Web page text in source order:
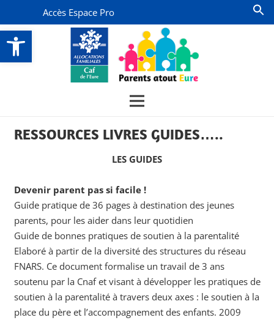
Ouvrir la barre d’outils
Accès Espace Pro
RESSOURCES LIVRES GUIDES…..
LES GUIDES
Devenir parent pas si facile !
Guide pratique de 36 pages à destination des jeunes
parents, pour les aider dans leur quotidien
Guide de bonnes pratiques de soutien à la parentalité
Elaboré à partir de la diversité des structures du réseau
FNARS. Ce document formalise un travail de 3 ans
soutenu par la Cnaf et visant à développer les pratiques de
soutien à la parentalité à travers deux axes : le soutien à la
place du père et l’accompagnement des enfants. 2009